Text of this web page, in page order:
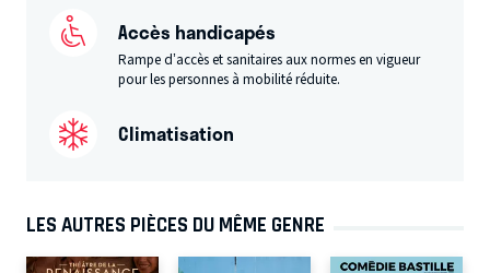
Accès handicapés
Rampe d’accès et sanitaires aux normes en vigueur
pour les personnes à mobilité réduite.
Climatisation
LES AUTRES PIÈCES DU MÊME GENRE